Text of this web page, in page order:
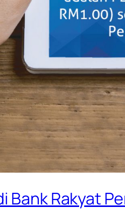
Bank Rakyat